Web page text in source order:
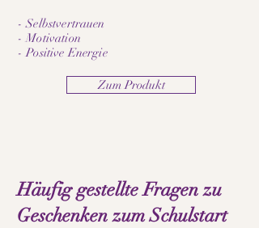
- Selbstvertrauen
- Motivation
- Positive Energie
Zum Produkt
Häufig gestellte Fragen zu
Geschenken zum Schulstart